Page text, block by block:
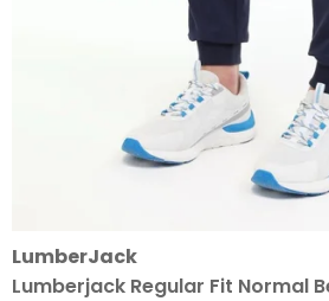
LumberJack
Lumberjack Regular Fit Normal